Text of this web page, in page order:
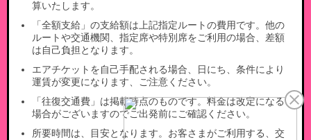
算いたします。
「全額支給」の支給額は上記指定ルートの費用です。他の
ルートや交通機関、指定席や特別席をご利用の場合、差額
は自己負担となります。
エアチケットを自己手配される場合、日にち、条件により
運賃が変更になります、ご注意ください。
「往復交通費」は掲載時点のものです。料金は改定になる
場合がございますのでご出発前にご確認ください。
所要時間は、目安となります。お客さまがご利用する、交